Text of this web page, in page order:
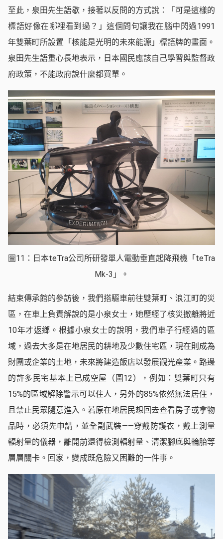
至此，泉田先生語歇，接著以反問的方式說：「可是這樣的
標語好像在哪裡看到過？」這個問句讓我在腦中閃過1991
年雙葉町所設置「核能是光明的未來能源」標語牌的畫面。
泉田先生語重心長地表示，日本國民應該自己學習與監督政
府政策，不能政府說什麼都買單。
圖11：日本teTra公司所研發單人電動垂直起降飛機「teTra
Mk-3」。
結束傳承館的參訪後，我們搭驅車前往雙葉町、浪江町的災
區，在車上負責解說的是小泉女士，她歷經了核災撤離將近
10年才返鄉。根據小泉女士的說明，我們車子行經過的區
域，過去大多是在地居民的耕地及少數住宅區，現在則成為
財團或企業的土地，未來將建造飯店以發展觀光產業。路邊
的許多民宅基本上已成空屋（圖12），例如：雙葉町只有
15%的區域解除警示可以住人，另外的85%依然無法居住，
且禁止民眾隨意進入。若原在地居民想回去查看房子或拿物
品時，必須先申請，並全副武裝——穿戴防護衣，戴上測量
輻射量的儀器，離開前還得檢測輻射量、清潔腳底與輪胎等
層層關卡。回家，變成既危險又困難的一件事。